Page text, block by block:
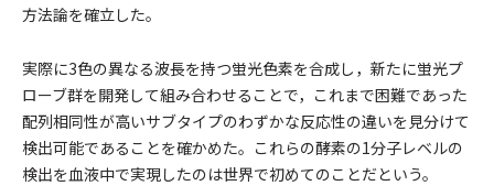
方法論を確立した。
実際に3色の異なる波長を持つ蛍光色素を合成し，新たに蛍光プ
ローブ群を開発して組み合わせることで，これまで困難であった
配列相同性が高いサブタイプのわずかな反応性の違いを見分けて
検出可能であることを確かめた。これらの酵素の1分子レベルの
検出を血液中で実現したのは世界で初めてのことだという。